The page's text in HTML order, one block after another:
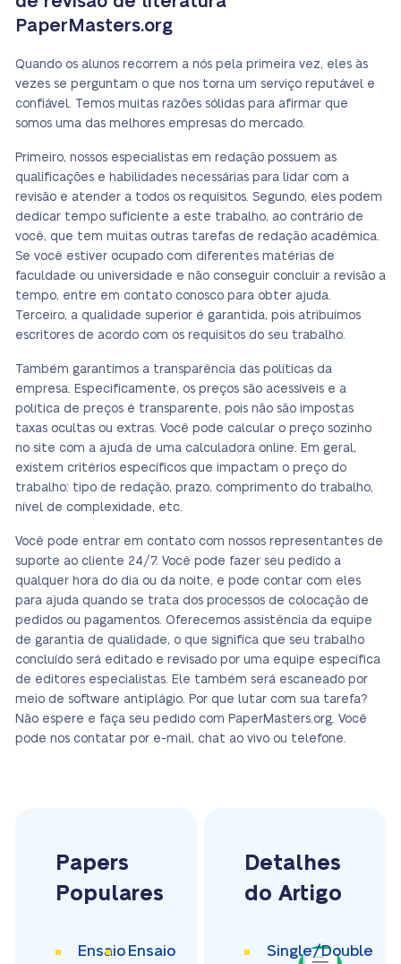
PaperMasters.org
Quando os alunos recorrem a nós pela primeira vez, eles às
vezes se perguntam o que nos torna um serviço reputável e
confiável. Temos muitas razões sólidas para afirmar que
somos uma das melhores empresas do mercado.
Primeiro, nossos especialistas em redação possuem as
qualificações e habilidades necessárias para lidar com a
revisão e atender a todos os requisitos. Segundo, eles podem
dedicar tempo suficiente a este trabalho, ao contrário de
você, que tem muitas outras tarefas de redação acadêmica.
Se você estiver ocupado com diferentes matérias de
faculdade ou universidade e não conseguir concluir a revisão a
tempo, entre em contato conosco para obter ajuda.
Terceiro, a qualidade superior é garantida, pois atribuímos
escritores de acordo com os requisitos do seu trabalho.
Também garantimos a transparência das políticas da
empresa. Especificamente, os preços são acessíveis e a
política de preços é transparente, pois não são impostas
taxas ocultas ou extras. Você pode calcular o preço sozinho
no site com a ajuda de uma calculadora online. Em geral,
existem critérios específicos que impactam o preço do
trabalho: tipo de redação, prazo, comprimento do trabalho,
nível de complexidade, etc.
Você pode entrar em contato com nossos representantes de
suporte ao cliente 24/7. Você pode fazer seu pedido a
qualquer hora do dia ou da noite, e pode contar com eles
para ajuda quando se trata dos processos de colocação de
pedidos ou pagamentos. Oferecemos assistência da equipe
de garantia de qualidade, o que significa que seu trabalho
concluído será editado e revisado por uma equipe específica
de editores especialistas. Ele também será escaneado por
meio de software antiplágio. Por que lutar com sua tarefa?
Não espere e faça seu pedido com PaperMasters.org. Você
pode nos contatar por e-mail, chat ao vivo ou telefone.
Papers
Populares
Ensaio Ensaio
Detalhes
do Artigo
Single/Double